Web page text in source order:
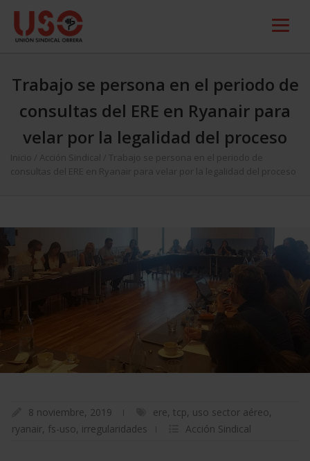
Trabajo se persona en el periodo de
consultas del ERE en Ryanair para
velar por la legalidad del proceso
Inicio Acción Sindical
Trabajo se persona en el periodo de
consultas del ERE en Ryanair para velar por la legalidad del proceso
8 noviembre, 2019 ere, tcp, uso sector aéreo,
ryanair, fs-uso, irregularidades Acción Sindical